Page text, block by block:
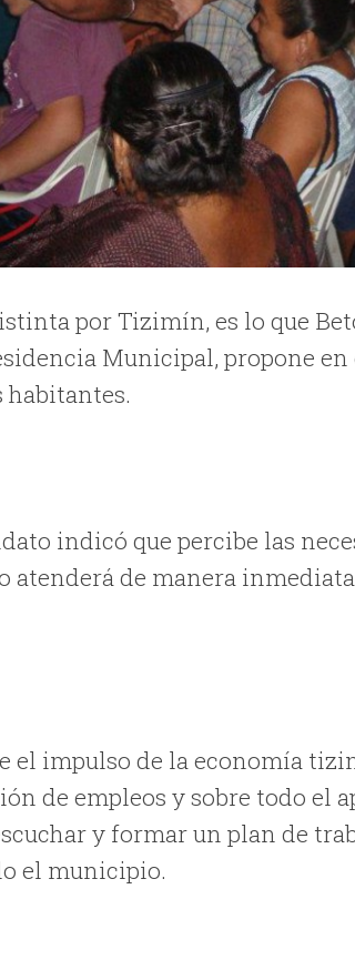
por Tizimín, es lo que
Municipal, propone
habitantes.
indicó que percibe las
atenderá de manera
el impulso de la economía
de empleos y sobre todo el
y formar un plan de
el municipio.